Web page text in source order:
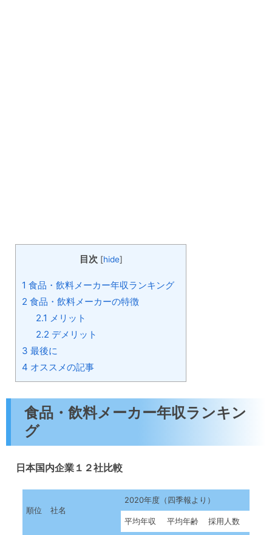
目次 [hide]
1 食品・飲料メーカー年収ランキング
2 食品・飲料メーカーの特徴
2.1 メリット
2.2 デメリット
3 最後に
4 オススメの記事
食品・飲料メーカー年収ランキン
グ
日本国内企業１２社比較
順位 社名
2020年度（四季報より）
平均年収 平均年齢 採用人数